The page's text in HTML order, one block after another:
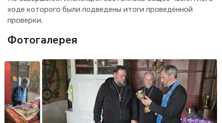
ходе которого были подведены итоги проведённой
проверки.
Фотогалерея